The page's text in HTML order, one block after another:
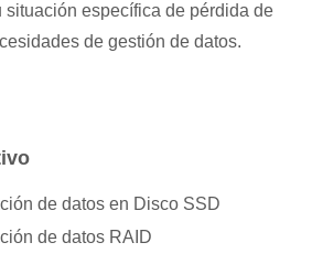
situación específica de pérdida de
de gestión de datos.
de datos en Disco SSD
de datos RAID